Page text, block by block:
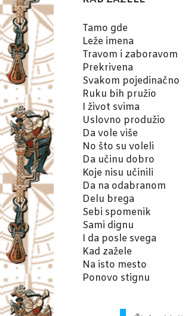
Tamo gde
Leže imena
Travom i zaboravom
Prekrivena
Svakom pojedinačno
Ruku bih pružio
I život svima
Uslovno produžio
Da vole više
No što su voleli
Da učinu dobro
Koje nisu učinili
Da na odabranom
Delu brega
Sebi spomenik
Sami dignu
I da posle svega
Kad zažele
Na isto mesto
Ponovo stignu